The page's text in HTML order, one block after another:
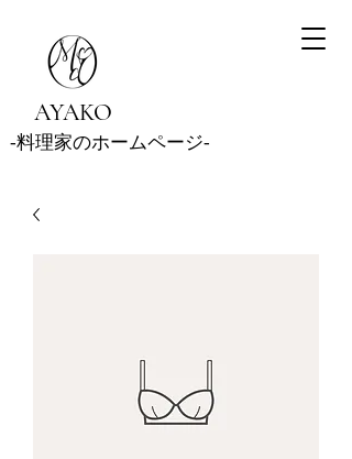
AYAKO
‐料理家のホームページ‐